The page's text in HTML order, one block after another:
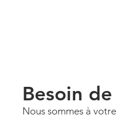
Besoin
Nous sommes à